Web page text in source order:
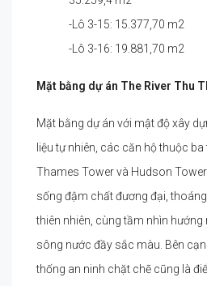
-Lô 3-15: 15.377,70 m2
-Lô 3-16: 19.881,70 m2
Mặt bằng dự án The River Thu
Mặt bằng dự án với mật độ xây
liệu tự nhiên, các căn hộ thuộc ba
Thames Tower và Hudson
sống đậm chất đương đại,
thiên nhiên, cùng tầm nhìn hướng
sông nước đầy sắc màu. Bên
thống an ninh chặt chẽ cũng là